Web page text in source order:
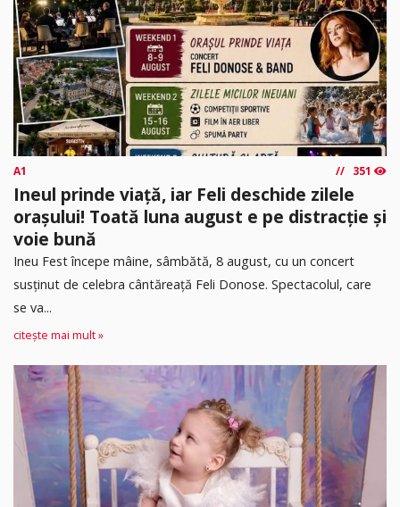
A1 351
Ineul prinde viață, iar Feli deschide zilele
orașului! Toată luna august e pe distracție și
voie bună
Ineu Fest începe mâine, sâmbătă, 8 august, cu un concert
susținut de celebra cântăreață Feli Donose. Spectacolul, care
se va...
citește mai mult »